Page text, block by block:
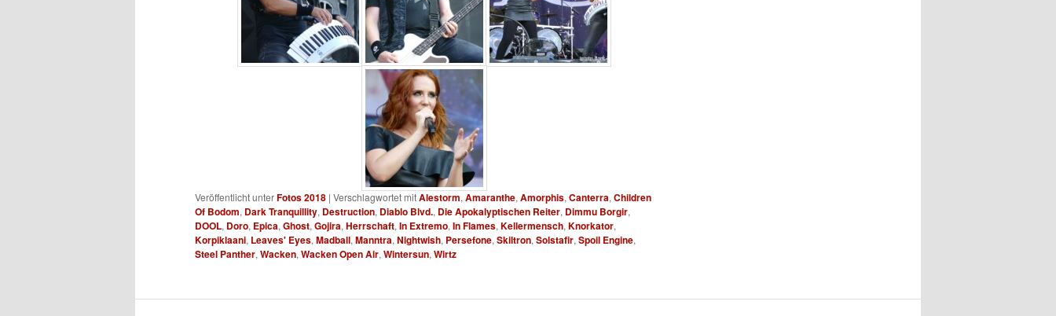
Veröffentlicht unterFotos 2018 | Verschlagwortet mitAlestorm, Amaranthe, Amorphis, Canterra, Children
Of Bodom, Dark Tranquillity, Destruction, Diablo Blvd., Die Apokalyptischen Reiter, Dimmu Borgir,
DOOL, Doro, Epica, Ghost, Gojira, Herrschaft, In Extremo, In Flames, Kellermensch, Knorkator,
Korpiklaani, Leaves' Eyes, Madball, Manntra, Nightwish, Persefone, Skiltron, Solstafir, Spoil Engine,
Steel Panther, Wacken, Wacken Open Air, Wintersun, Wirtz